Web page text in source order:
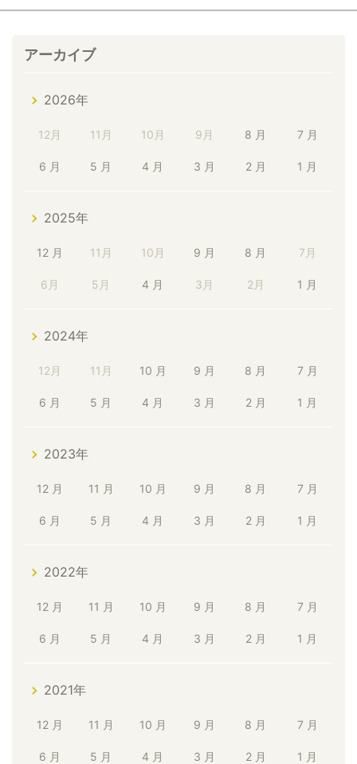
アーカイブ
2026年
12月 11月 10月 9月 8 月 7 月
6 月 5 月 4 月 3 月 2 月 1 月
2025年
12 月 11月 10月 9 月 8 月 7月
6月 5月 4 月 3月 2月 1 月
2024年
12月 11月 10 月 9 月 8 月 7 月
6 月 5 月 4 月 3 月 2 月 1 月
2023年
12 月 11 月 10 月 9 月 8 月 7 月
6 月 5 月 4 月 3 月 2 月 1 月
2022年
12 月 11 月 10 月 9 月 8 月 7 月
6 月 5 月 4 月 3 月 2 月 1 月
2021年
12 月 11 月 10 月 9 月 8 月 7 月
6 月 5 月 4 月 3 月 2 月 1 月